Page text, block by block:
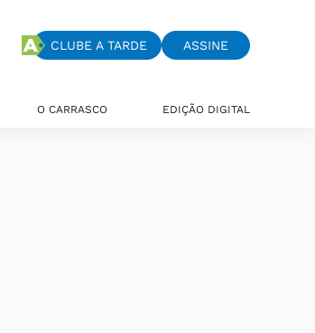
CLUBE A TARDE ASSINE
O CARRASCO EDIÇÃO DIGITAL